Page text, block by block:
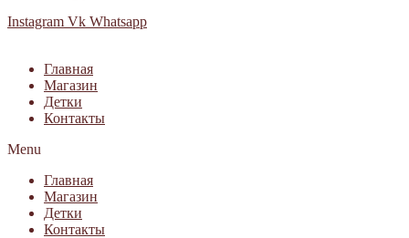
Instagram Vk Whatsapp
Главная
Магазин
Детки
Контакты
Menu
Главная
Магазин
Детки
Контакты